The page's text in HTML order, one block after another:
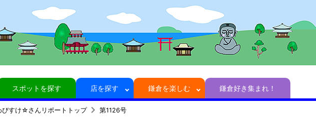
スポットを探す 店を探す 鎌倉を楽しむ 鎌倉好き集まれ！
びすけ☆さんリポートトップ 第1126号